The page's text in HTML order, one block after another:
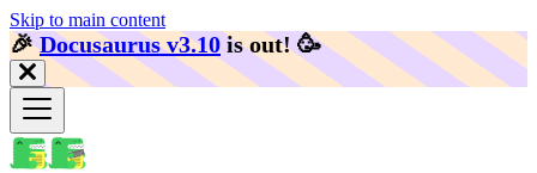
Skip to main content
🎉️Docusaurus v3.10 is out! 🥳️